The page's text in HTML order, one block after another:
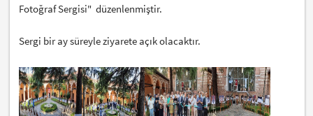
Fotoğraf Sergisi" düzenlenmiştir.
Sergi bir ay süreyle ziyarete açık olacaktır.